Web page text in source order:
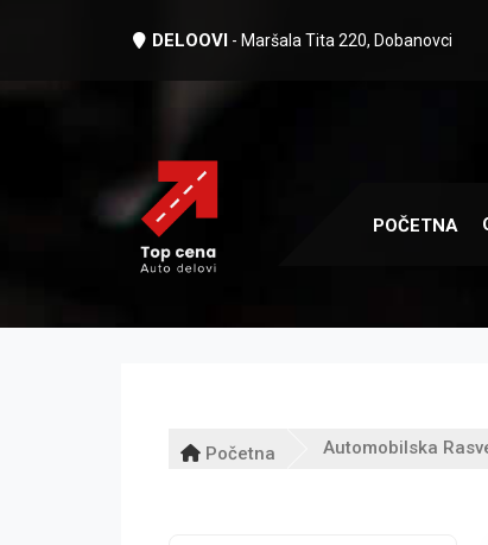
DELOOVI - Maršala Tita 220, Dobanovci
POČETNA
Početna Automobilska